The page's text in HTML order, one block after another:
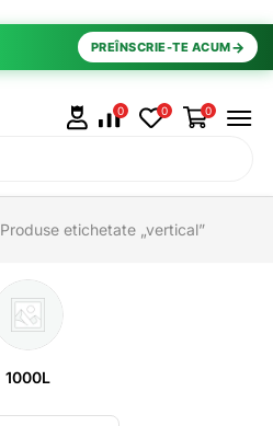
PREÎNSCRIE-TE ACUM→
0 0 0
Produse etichetate „vertical”
1000L